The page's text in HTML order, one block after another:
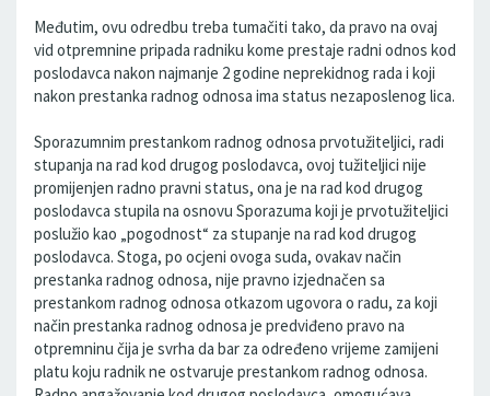
Međutim, ovu odredbu treba tumačiti tako, da pravo na ovaj
vid otpremnine pripada radniku kome prestaje radni odnos kod
poslodavca nakon najmanje 2 godine neprekidnog rada i koji
nakon prestanka radnog odnosa ima status nezaposlenog lica.
Sporazumnim prestankom radnog odnosa prvotužiteljici, radi
stupanja na rad kod drugog poslodavca, ovoj tužiteljici nije
promijenjen radno pravni status, ona je na rad kod drugog
poslodavca stupila na osnovu Sporazuma koji je prvotužiteljici
poslužio kao „pogodnost“ za stupanje na rad kod drugog
poslodavca. Stoga, po ocjeni ovoga suda, ovakav način
prestanka radnog odnosa, nije pravno izjednačen sa
prestankom radnog odnosa otkazom ugovora o radu, za koji
način prestanka radnog odnosa je predviđeno pravo na
otpremninu čija je svrha da bar za određeno vrijeme zamijeni
platu koju radnik ne ostvaruje prestankom radnog odnosa.